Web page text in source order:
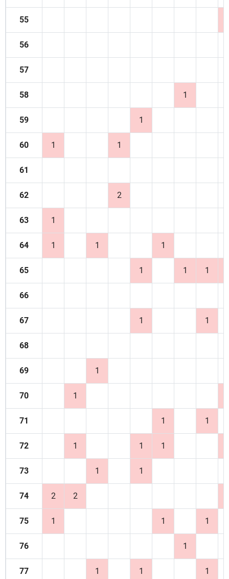
55
56
57
58 1
59 1
60 1 1
61
62 2
63 1
64 1 1 1
65 1 1 1
66
67 1 1
68
69 1
70 1
71 1 1
72 1 1 1
73 1 1
74 2 2
75 1 1 1
76 1
77 1 1 1